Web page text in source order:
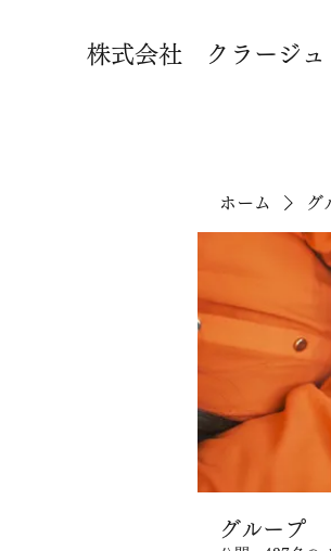
株式会社 クラージュ
ホーム グ
グループ